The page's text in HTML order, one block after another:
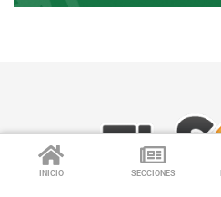
INICIO SECCIONES